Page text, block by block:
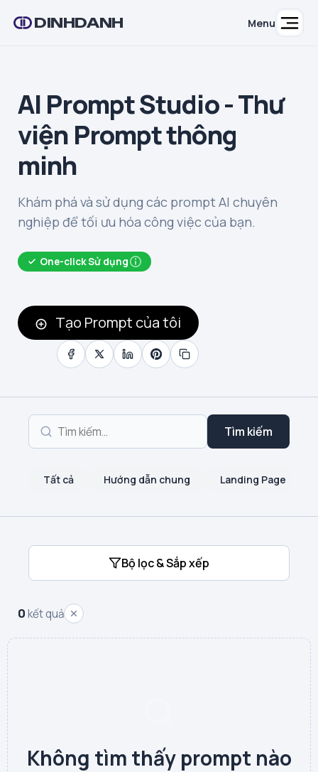
DINHDANH Menu
AI Prompt Studio - Thư
viện Prompt thông
minh
Khám phá và sử dụng các prompt AI chuyên
nghiệp để tối ưu hóa công việc của bạn.
One-click Sử dụng
Tạo Prompt của tôi
Tìm kiếm
Tất cả Hướng dẫn chung Landing Page
Bộ lọc & Sắp xếp
0kết quả
Không tìm thấy prompt nào